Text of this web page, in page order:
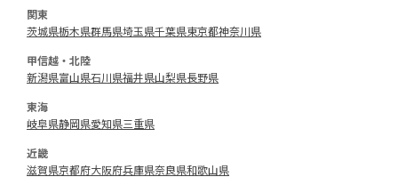
関東
茨城県栃木県群馬県埼玉県千葉県東京都神奈川県
甲信越・北陸
新潟県富山県石川県福井県山梨県長野県
東海
岐阜県静岡県愛知県三重県
近畿
滋賀県京都府大阪府兵庫県奈良県和歌山県